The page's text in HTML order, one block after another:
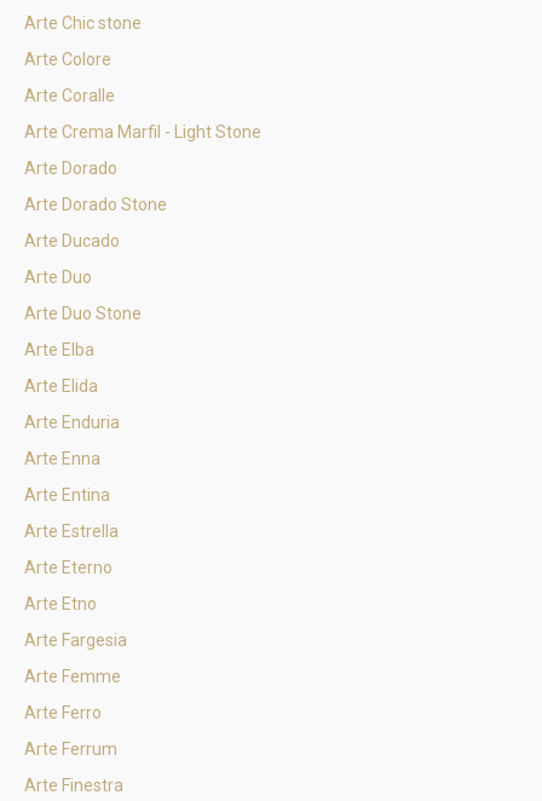
Arte Chic stone
Arte Colore
Arte Coralle
Arte Crema Marfil - Light Stone
Arte Dorado
Arte Dorado Stone
Arte Ducado
Arte Duo
Arte Duo Stone
Arte Elba
Arte Elida
Arte Enduria
Arte Enna
Arte Entina
Arte Estrella
Arte Eterno
Arte Etno
Arte Fargesia
Arte Femme
Arte Ferro
Arte Ferrum
Arte Finestra